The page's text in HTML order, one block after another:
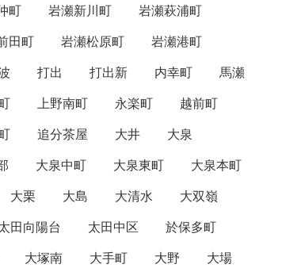
町 岩瀬新川町
岩瀬萩浦町
田町 岩瀬松原町
岩瀬港町
打出 打出新 内幸町
馬瀬
上野南町 永楽町
越前町
追分茶屋 大井
大泉
大泉中町 大泉東町
大泉本町
大栗 大島 大清水
大双嶺
田向陽台 太田中区
於保多町
大塚南 大手町 大野
大場